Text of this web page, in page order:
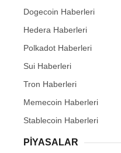
Dogecoin Haberleri
Hedera Haberleri
Polkadot Haberleri
Sui Haberleri
Tron Haberleri
Memecoin Haberleri
Stablecoin Haberleri
PIYASALAR